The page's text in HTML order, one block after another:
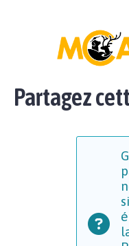
Partagez